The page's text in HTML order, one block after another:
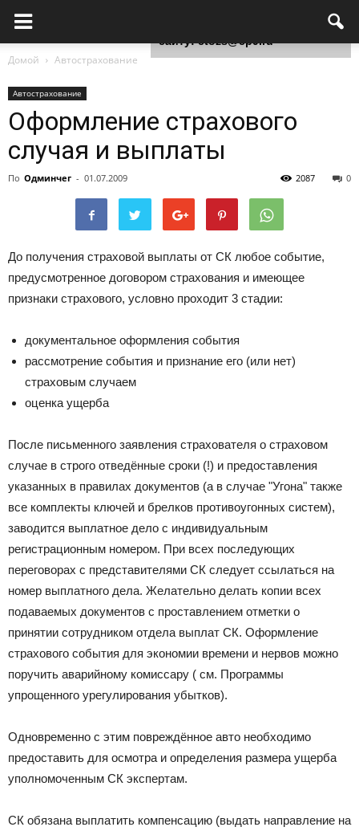
Домой Автострахование
Автострахование
Оформление страхового
случая и выплаты
По Одминчег - 01.07.2009 0
2087
До получения страховой выплаты от СК любое событие,
предусмотренное договором страхования и имеющее
признаки страхового, условно проходит 3 стадии:
документальное оформления события
рассмотрение события и признание его (или нет)
страховым случаем
оценка ущерба
После письменного заявления страхователя о страховом
случае в строго отведённые сроки (!) и предоставления
указанных в правилах документов (а в случае "Угона" также
все комплекты ключей и брелков противоугонных систем),
заводится выплатное дело с индивидуальным
регистрационным номером. При всех последующих
переговорах с представителями СК следует ссылаться на
номер выплатного дела. Желательно делать копии всех
подаваемых документов с проставлением отметки о
принятии сотрудником отдела выплат СК. Оформление
страхового события для экономии времени и нервов можно
поручить аварийному комиссару ( см. Программы
упрощенного урегулирования убытков).
Одновременно с этим повреждённое авто необходимо
предоставить для осмотра и определения размера ущерба
уполномоченным СК экспертам.
СК обязана выплатить компенсацию (выдать направление на
сайту: ctozs@cp9.ru